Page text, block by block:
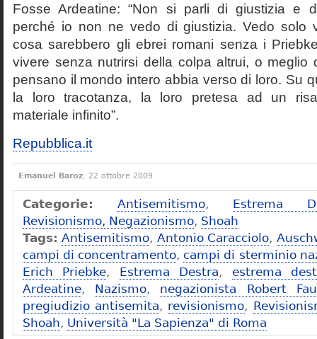
Fosse Ardeatine: “Non si parli di giustizia e
perché io non ne vedo di giustizia. Vedo solo
cosa sarebbero gli ebrei romani senza i
vivere senza nutrirsi della colpa altrui, o meglio
pensano il mondo intero abbia verso di loro. Su
la loro tracotanza, la loro pretesa ad un
materiale infinito”.
Repubblica.it
Emanuel Baroz, 22 ottobre 2009
Categorie: Antisemitismo, Estrema
Revisionismo, Negazionismo, Shoah
Tags: Antisemitismo, Antonio Caracciolo,
campi di concentramento, campi di sterminio
Erich Priebke, Estrema Destra, estrema
Ardeatine, Nazismo, negazionista Robert
pregiudizio antisemita, revisionismo,
Shoah, Università "La Sapienza" di Roma